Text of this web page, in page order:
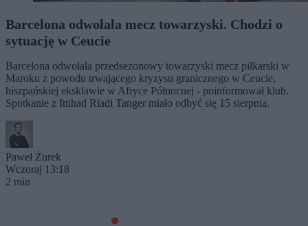
Barcelona odwołała mecz towarzyski. Chodzi o
sytuację w Ceucie
Barcelona odwołała przedsezonowy towarzyski mecz piłkarski w
Maroku z powodu trwającego kryzysu granicznego w Ceucie,
hiszpańskiej eksklawie w Afryce Północnej - poinformował klub.
Spotkanie z Ittihad Riadi Tanger miało odbyć się 15 sierpnia.
Paweł Żurek
Wczoraj 13:18
2 min